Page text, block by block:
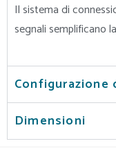
Il sistema di
segnali semplificano
Configurazione
Dimensioni